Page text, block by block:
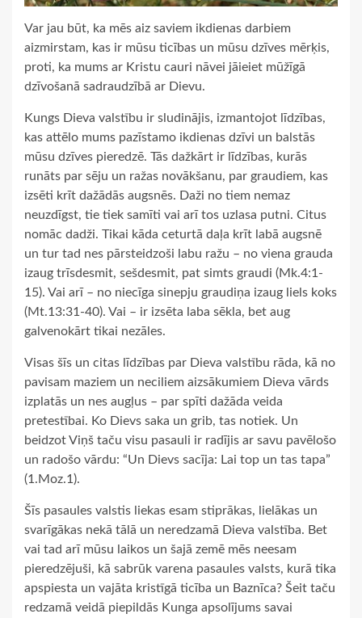
Var jau būt, ka mēs aiz saviem ikdienas darbiem
aizmirstam, kas ir mūsu ticības un mūsu dzīves mērķis,
proti, ka mums ar Kristu cauri nāvei jāieiet mūžīgā
dzīvošanā sadraudzībā ar Dievu.
Kungs Dieva valstību ir sludinājis, izmantojot līdzības,
kas attēlo mums pazīstamo ikdienas dzīvi un balstās
mūsu dzīves pieredzē. Tās dažkārt ir līdzības, kurās
runāts par sēju un ražas novākšanu, par graudiem, kas
izsēti krīt dažādās augsnēs. Daži no tiem nemaz
neuzdīgst, tie tiek samīti vai arī tos uzlasa putni. Citus
nomāc dadži. Tikai kāda ceturtā daļa krīt labā augsnē
un tur tad nes pārsteidzoši labu ražu – no viena grauda
izaug trīsdesmit, sešdesmit, pat simts graudi (Mk.4:1-
15). Vai arī – no niecīga sinepju graudiņa izaug liels koks
(Mt.13:31-40). Vai – ir izsēta laba sēkla, bet aug
galvenokārt tikai nezāles.
Visas šīs un citas līdzības par Dieva valstību rāda, kā no
pavisam maziem un neciliem aizsākumiem Dieva vārds
izplatās un nes augļus – par spīti dažāda veida
pretestībai. Ko Dievs saka un grib, tas notiek. Un
beidzot Viņš taču visu pasauli ir radījis ar savu pavēlošo
un radošo vārdu: “Un Dievs sacīja: Lai top un tas tapa”
(1.Moz.1).
Šīs pasaules valstis liekas esam stiprākas, lielākas un
svarīgākas nekā tālā un neredzamā Dieva valstība. Bet
vai tad arī mūsu laikos un šajā zemē mēs neesam
pieredzējuši, kā sabrūk varena pasaules valsts, kurā tika
apspiesta un vajāta kristīgā ticība un Baznīca? Šeit taču
redzamā veidā piepildās Kunga apsolījums savai